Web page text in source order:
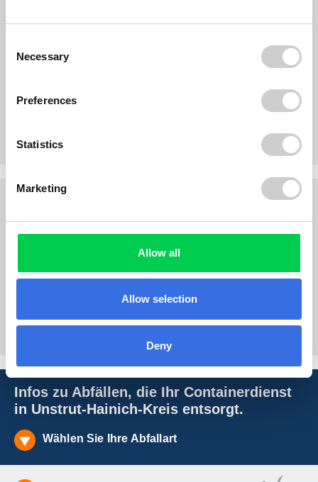
Selection
Necessary
Preferences
Statistics
Marketing
Allow all
Allow selection
Deny
i
(Netto 319,33)
techn. Daten
Euro
430,00
Infos zu Abfällen, die Ihr Containerdienst
in Unstrut-Hainich-Kreis entsorgt.
Wählen Sie Ihre Abfallart